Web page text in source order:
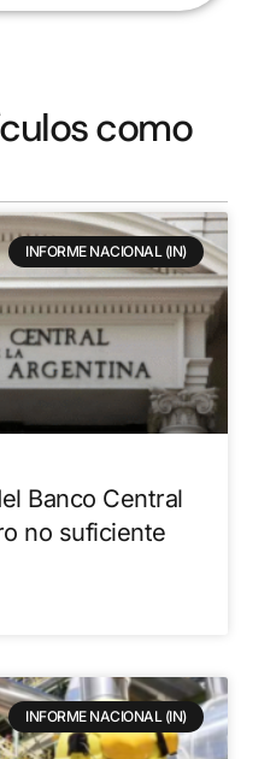
como
INFORME NACIONAL (IN)
Banco Central
no suficiente
INFORME NACIONAL (IN)